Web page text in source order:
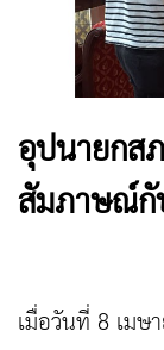
อุปนายกส
สัมภาษณ์กั
เมื่อวันที่ 8 เม